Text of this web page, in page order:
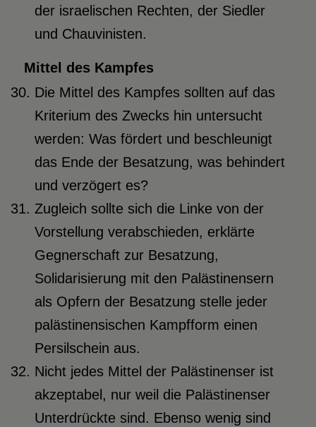
der israelischen Rechten, der Siedler
und Chauvinisten.
Mittel des Kampfes
Die Mittel des Kampfes sollten auf das
Kriterium des Zwecks hin untersucht
werden: Was fördert und beschleunigt
das Ende der Besatzung, was behindert
und verzögert es?
Zugleich sollte sich die Linke von der
Vorstellung verabschieden, erklärte
Gegnerschaft zur Besatzung,
Solidarisierung mit den Palästinensern
als Opfern der Besatzung stelle jeder
palästinensischen Kampfform einen
Persilschein aus.
Nicht jedes Mittel der Palästinenser ist
akzeptabel, nur weil die Palästinenser
Unterdrückte sind. Ebenso wenig sind